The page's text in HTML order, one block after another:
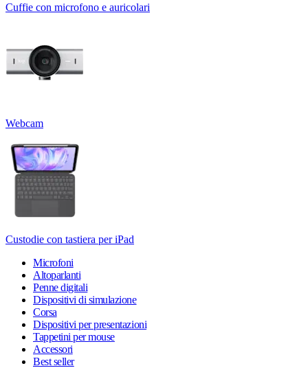
Cuffie con microfono e auricolari
Webcam
Custodie con tastiera per iPad
Microfoni
Altoparlanti
Penne digitali
Dispositivi di simulazione
Corsa
Dispositivi per presentazioni
Tappetini per mouse
Accessori
Best seller